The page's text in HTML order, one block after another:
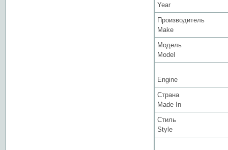
Year
Производитель
Make
Модель
Model
Engine
Страна
Made In
Стиль
Style